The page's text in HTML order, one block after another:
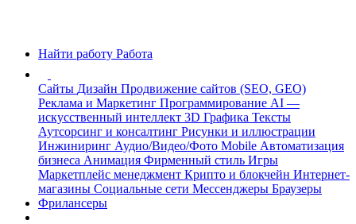
Найти работу Работа
Сайты Дизайн Продвижение сайтов (SEO, GEO)
Реклама и Маркетинг Программирование AI —
искусственный интеллект 3D Графика Тексты
Аутсорсинг и консалтинг Рисунки и иллюстрации
Инжиниринг Аудио/Видео/Фото Mobile Автоматизация
бизнеса Анимация Фирменный стиль Игры
Маркетплейс менеджмент Крипто и блокчейн Интернет-
магазины Социальные сети Мессенджеры Браузеры
Фрилансеры